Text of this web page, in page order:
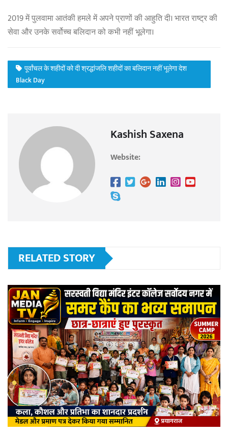
2019 में पुलवामा आतंकी हमले में अपने प्राणों की आहुति दी। भारत राष्ट्र की
सेवा और उनके सर्वोच्च बलिदान को कभी नहीं भूलेगा।
पूर्वांचल के शहीदों को दी श्रद्धांजलि शहीदों का बलिदान नहीं भूलेगा देश
Black Day
Kashish Saxena
Website:
RELATED STORY